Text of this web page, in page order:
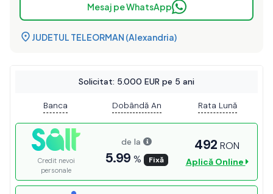
Mesaj pe WhatsApp
JUDETUL TELEORMAN (Alexandria)